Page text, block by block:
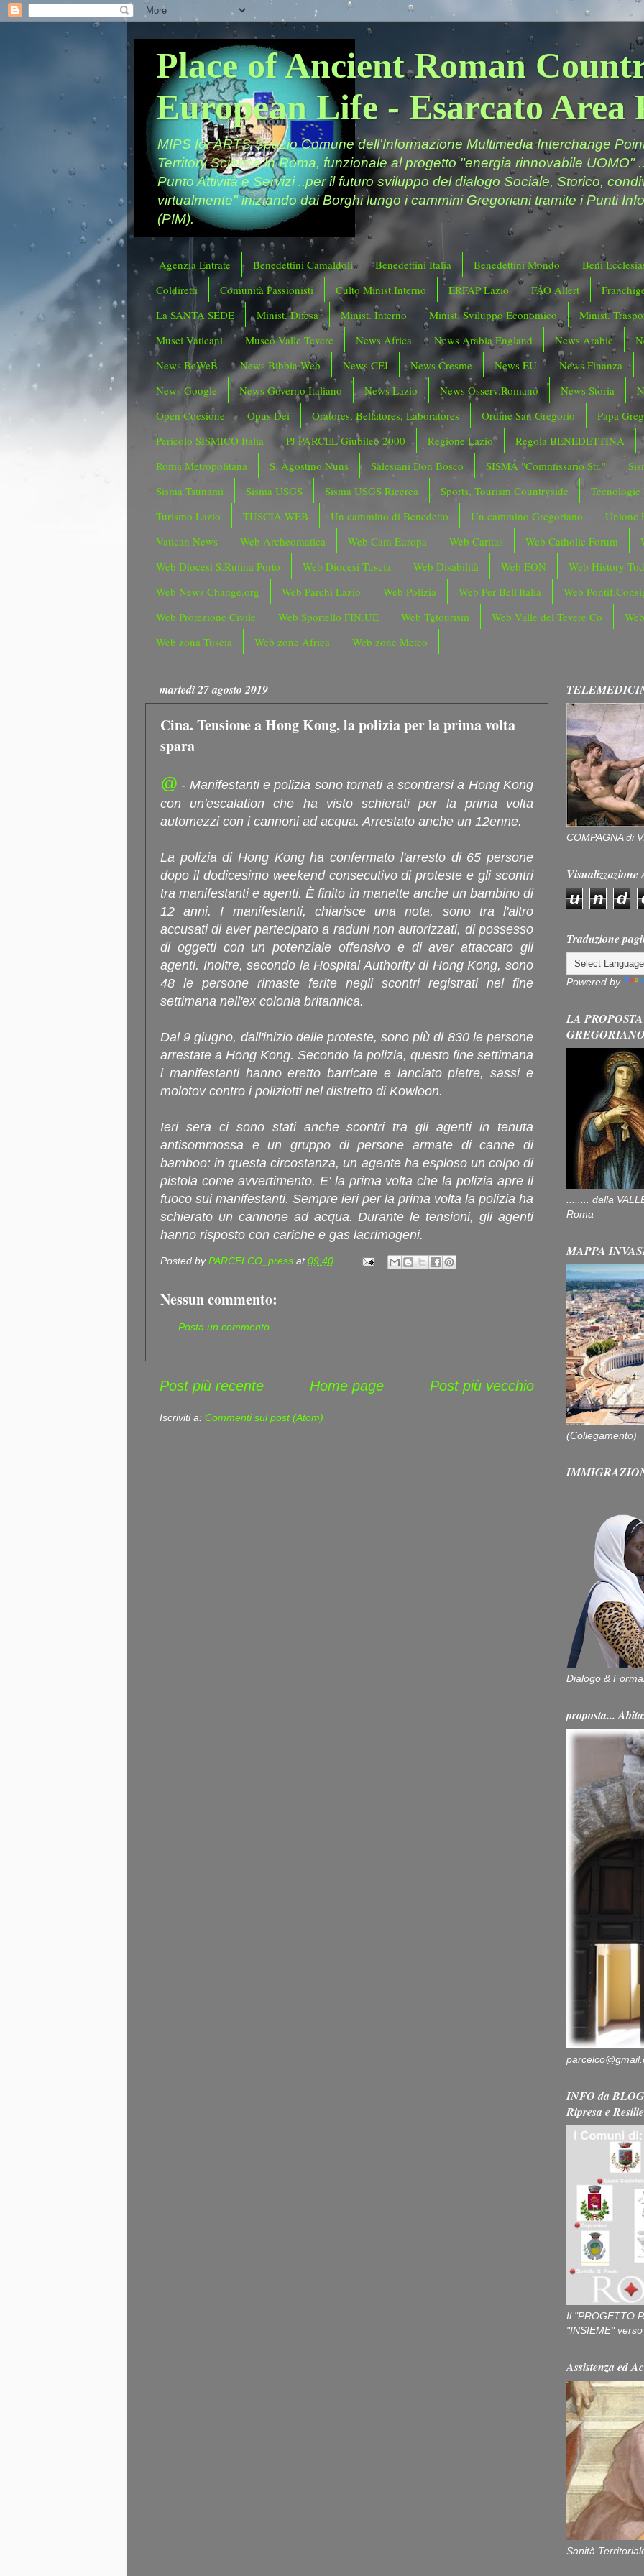
Place of Ancient Roman
European Life - Esarcato Area
MIPS for ARTS Spazio Comune dell'Informazione Multimedia Interchange
Territory Science in Roma, funzionale al progetto "energia rinnovabile UOMO"
Punto Attività e Servizi ..per il futuro sviluppo del dialogo Sociale, Storico,
virtualmente" iniziando dai Borghi lungo i cammini Gregoriani tramite i Punti
(PIM).
Agenzia Entrate Benedettini Camaldoli Benedettini Italia Benedettini Mondo
Beni
Coldiretti
Comunità Passionisti Culto Minist.Interno ERFAP Lazio FAO Allert
La SANTA SEDE
Minist. Difesa Minist. Interno Minist. Sviluppo Economico
Minist.
Musei Vaticani
Museo Valle Tevere News Africa News Arabia England News Arabic
News BeWeB
News Bibbia Web News CEI News Cresme News EU
News Finanza
News Google
News Governo Italiano News Lazio News Osserv.Romano News Storia
Open Coesione
Opus Dei Oratores, Bellatores, Laboratores Ordine San Gregorio
Papa
Pericolo SISMICO Italia
PJ PARCEL Giubileo 2000 Regione Lazio
Regola BENEDETTINA
Roma Metropolitana
S. Agostino Nuns Salesiani Don Bosco SISMA "Commissario Str."
Sisma Tsunami
Sisma USGS Sisma USGS Ricerca Sports, Tourism Countryside
Tecnologie
Turismo Lazio
TUSCIA WEB Un cammino di Benedetto Un cammino Gregoriano
Unione
Vatican News
Web Archeomatica Web Cam Europa Web Caritas Web Catholic Forum
Web Diocesi S.Rufina Porto
Web Diocesi Tuscia Web Disabilità Web EON
Web History
Web News Change.org
Web Parchi Lazio Web Polizia Web Per Bell'Italia
Web
Web Protezione Civile
Web Sportello FIN.UE Web Tgtourism Web Valle del Tevere Co
Web zona Tuscia
Web zone Africa Web zone Meteo
martedì 27 agosto 2019
Cina. Tensione a Hong Kong, la polizia per la prima volta
spara
@ - Manifestanti e polizia sono tornati a scontrarsi a Hong Kong
con un'escalation che ha visto schierati per la prima volta
automezzi con i cannoni ad acqua. Arrestato anche un 12enne.
La polizia di Hong Kong ha confermato l'arresto di 65 persone
dopo il dodicesimo weekend consecutivo di proteste e gli scontri
tra manifestanti e agenti. È finito in manette anche un bambino di
12 anni. I manifestanti, chiarisce una nota, sono tra l'altro
accusati di aver partecipato a raduni non autorizzati, di possesso
di oggetti con un potenziale offensivo e di aver attaccato gli
agenti. Inoltre, secondo la Hospital Authority di Hong Kong, sono
48 le persone rimaste ferite negli scontri registrati nel fine
settimana nell'ex colonia britannica.
Dal 9 giugno, dall'inizio delle proteste, sono più di 830 le persone
arrestate a Hong Kong. Secondo la polizia, questo fine settimana
i manifestanti hanno eretto barricate e lanciato pietre, sassi e
molotov contro i poliziotti nel distretto di Kowloon.
Ieri sera ci sono stati anche scontri tra gli agenti in tenuta
antisommossa e un gruppo di persone armate di canne di
bamboo: in questa circostanza, un agente ha esploso un colpo di
pistola come avvertimento. E' la prima volta che la polizia apre il
fuoco sui manifestanti. Sempre ieri per la prima volta la polizia ha
schierato un cannone ad acqua. Durante le tensioni, gli agenti
hanno risposto con cariche e gas lacrimogeni.
Posted byPARCELCO_press at09:40
Nessun commento:
Posta un commento
Post più recente Post più vecchio
Home page
Iscriviti a: Commenti sul post (Atom)
COMPAGNA di
u n d
Traduzione
Powered by
LA
........ dalla
Roma
MAPPA
(Collegamento)
Dialogo &
proposta...
INFO da
Ripresa e
Il "PROGETTO
"INSIEME"
Assistenza ed
Sanità